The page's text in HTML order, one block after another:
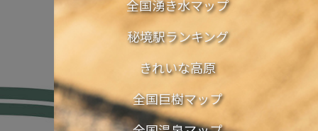
全国湧き水マップ
秘境駅ランキング
きれいな高原
全国巨樹マップ